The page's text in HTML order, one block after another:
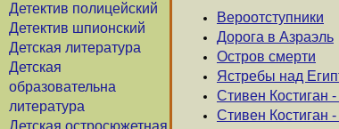
Детектив полицейский
Детектив шпионский
Детская литература
Детская
образовательна
литература
Детская остросюжетная
Вероотступники
Дорога в Азраэль
Остров смерти
Ястребы над
Стивен Костиган
Стивен Костиган